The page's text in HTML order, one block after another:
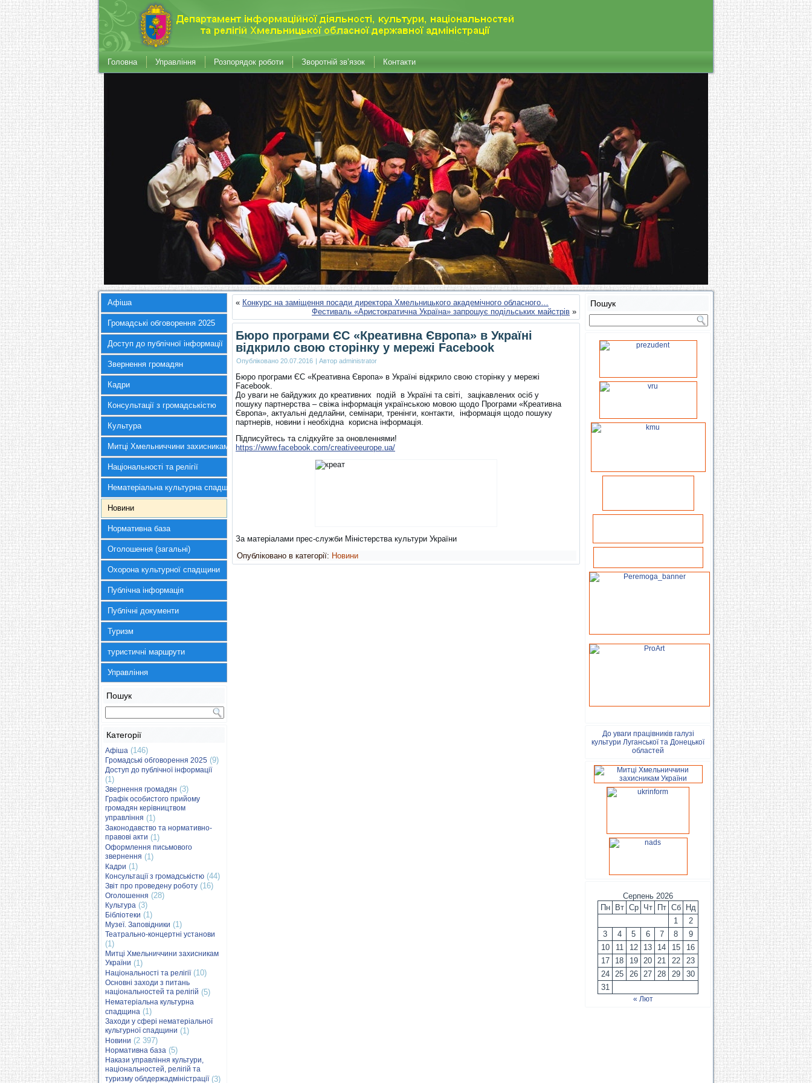
Головна Управління Розпорядок роботи Зворотній зв’язок Контакти
Афіша
Громадські обговорення 2025
Доступ до публічної інформації
Звернення громадян
Кадри
Консультації з громадськістю
Культура
Митці Хмельниччини захисникам України
Національності та релігії
Нематеріальна культурна спадщина
Новини
Нормативна база
Оголошення (загальні)
Охорона культурної спадщини
Публічна інформація
Публічні документи
Туризм
туристичні маршрути
Управління
Пошук
Категорії
Афіша (146)
Громадські обговорення 2025 (9)
Доступ до публічної інформації
(1)
Звернення громадян (3)
Графік особистого прийому
громадян керівництвом
управління (1)
Законодавство та нормативно-
правові акти (1)
Оформлення письмового
звернення (1)
Кадри (1)
Консультації з громадськістю (44)
Звіт про проведену роботу (16)
Оголошення (28)
Культура (3)
Бібліотеки (1)
Музеї. Заповідники (1)
Театрально-концертні установи
(1)
Митці Хмельниччини захисникам
України (1)
Національності та релігії(10)
Основні заходи з питань
національностей та релігій (5)
Нематеріальна культурна
спадщина (1)
Заходи у сфері нематеріальної
культурної спадщини (1)
Новини (2 397)
Нормативна база (5)
Накази управління культури,
національностей, релігій та
туризму облдержадміністрації(3)
« Конкурс на заміщення посади директора Хмельницького академічного обласного…
Фестиваль «Аристократична Україна» запрошує подільських майстрів »
Бюро програми ЄС «Креативна Європа» в Україні
відкрило свою сторінку у мережі Facebook
Опубліковано 20.07.2016 | Автор administrator
Бюро програми ЄС «Креативна Європа» в Україні відкрило свою сторінку у мережі
Facebook.
До уваги не байдужих до креативних подій в Україні та світі, зацікавлених осіб у
пошуку партнерства – свіжа інформація українською мовою щодо Програми «Креативна
Європа», актуальні дедлайни, семінари, тренінги, контакти, інформація щодо пошуку
партнерів, новини і необхідна корисна інформація.
Підписуйтесь та слідкуйте за оновленнями!
https://www.facebook.com/creativeeurope.ua/
За матеріалами прес-служби Міністерства культури України
Опубліковано в категорії: Новини
Пошук
До уваги працівників галузі
культури Луганської та Донецької
областей
Серпень 2026
Пн
Вт Ср Чт Пт Сб
Нд
1
2
3
4 5 6 7 8
9
10
11 12 13 14 15
16
17
18 19 20 21 22
23
24
25 26 27 28 29
30
31
« Лют